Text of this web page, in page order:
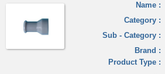
Name :
Category :
Sub - Category :
Brand :
Product Type :